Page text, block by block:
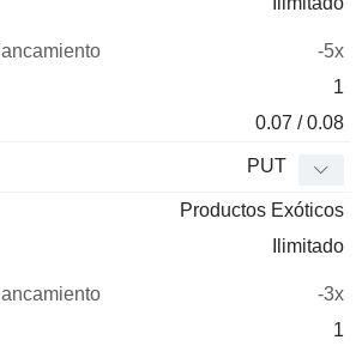
-5x
1
0.07 / 0.08
PUT
Productos Exóticos
Ilimitado
-3x
1